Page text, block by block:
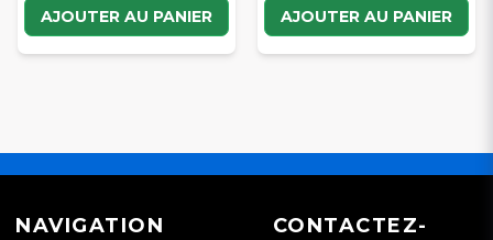
AJOUTER AU PANIER AJOUTER AU PANIER
NAVIGATION
CONTACTEZ-